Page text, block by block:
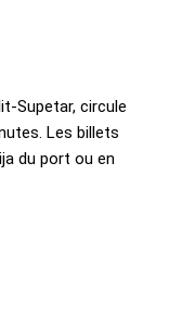
Supetar, circule
Les billets
du port ou en